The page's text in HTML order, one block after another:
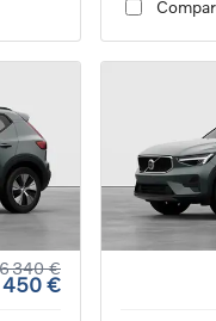
340 €
450 €